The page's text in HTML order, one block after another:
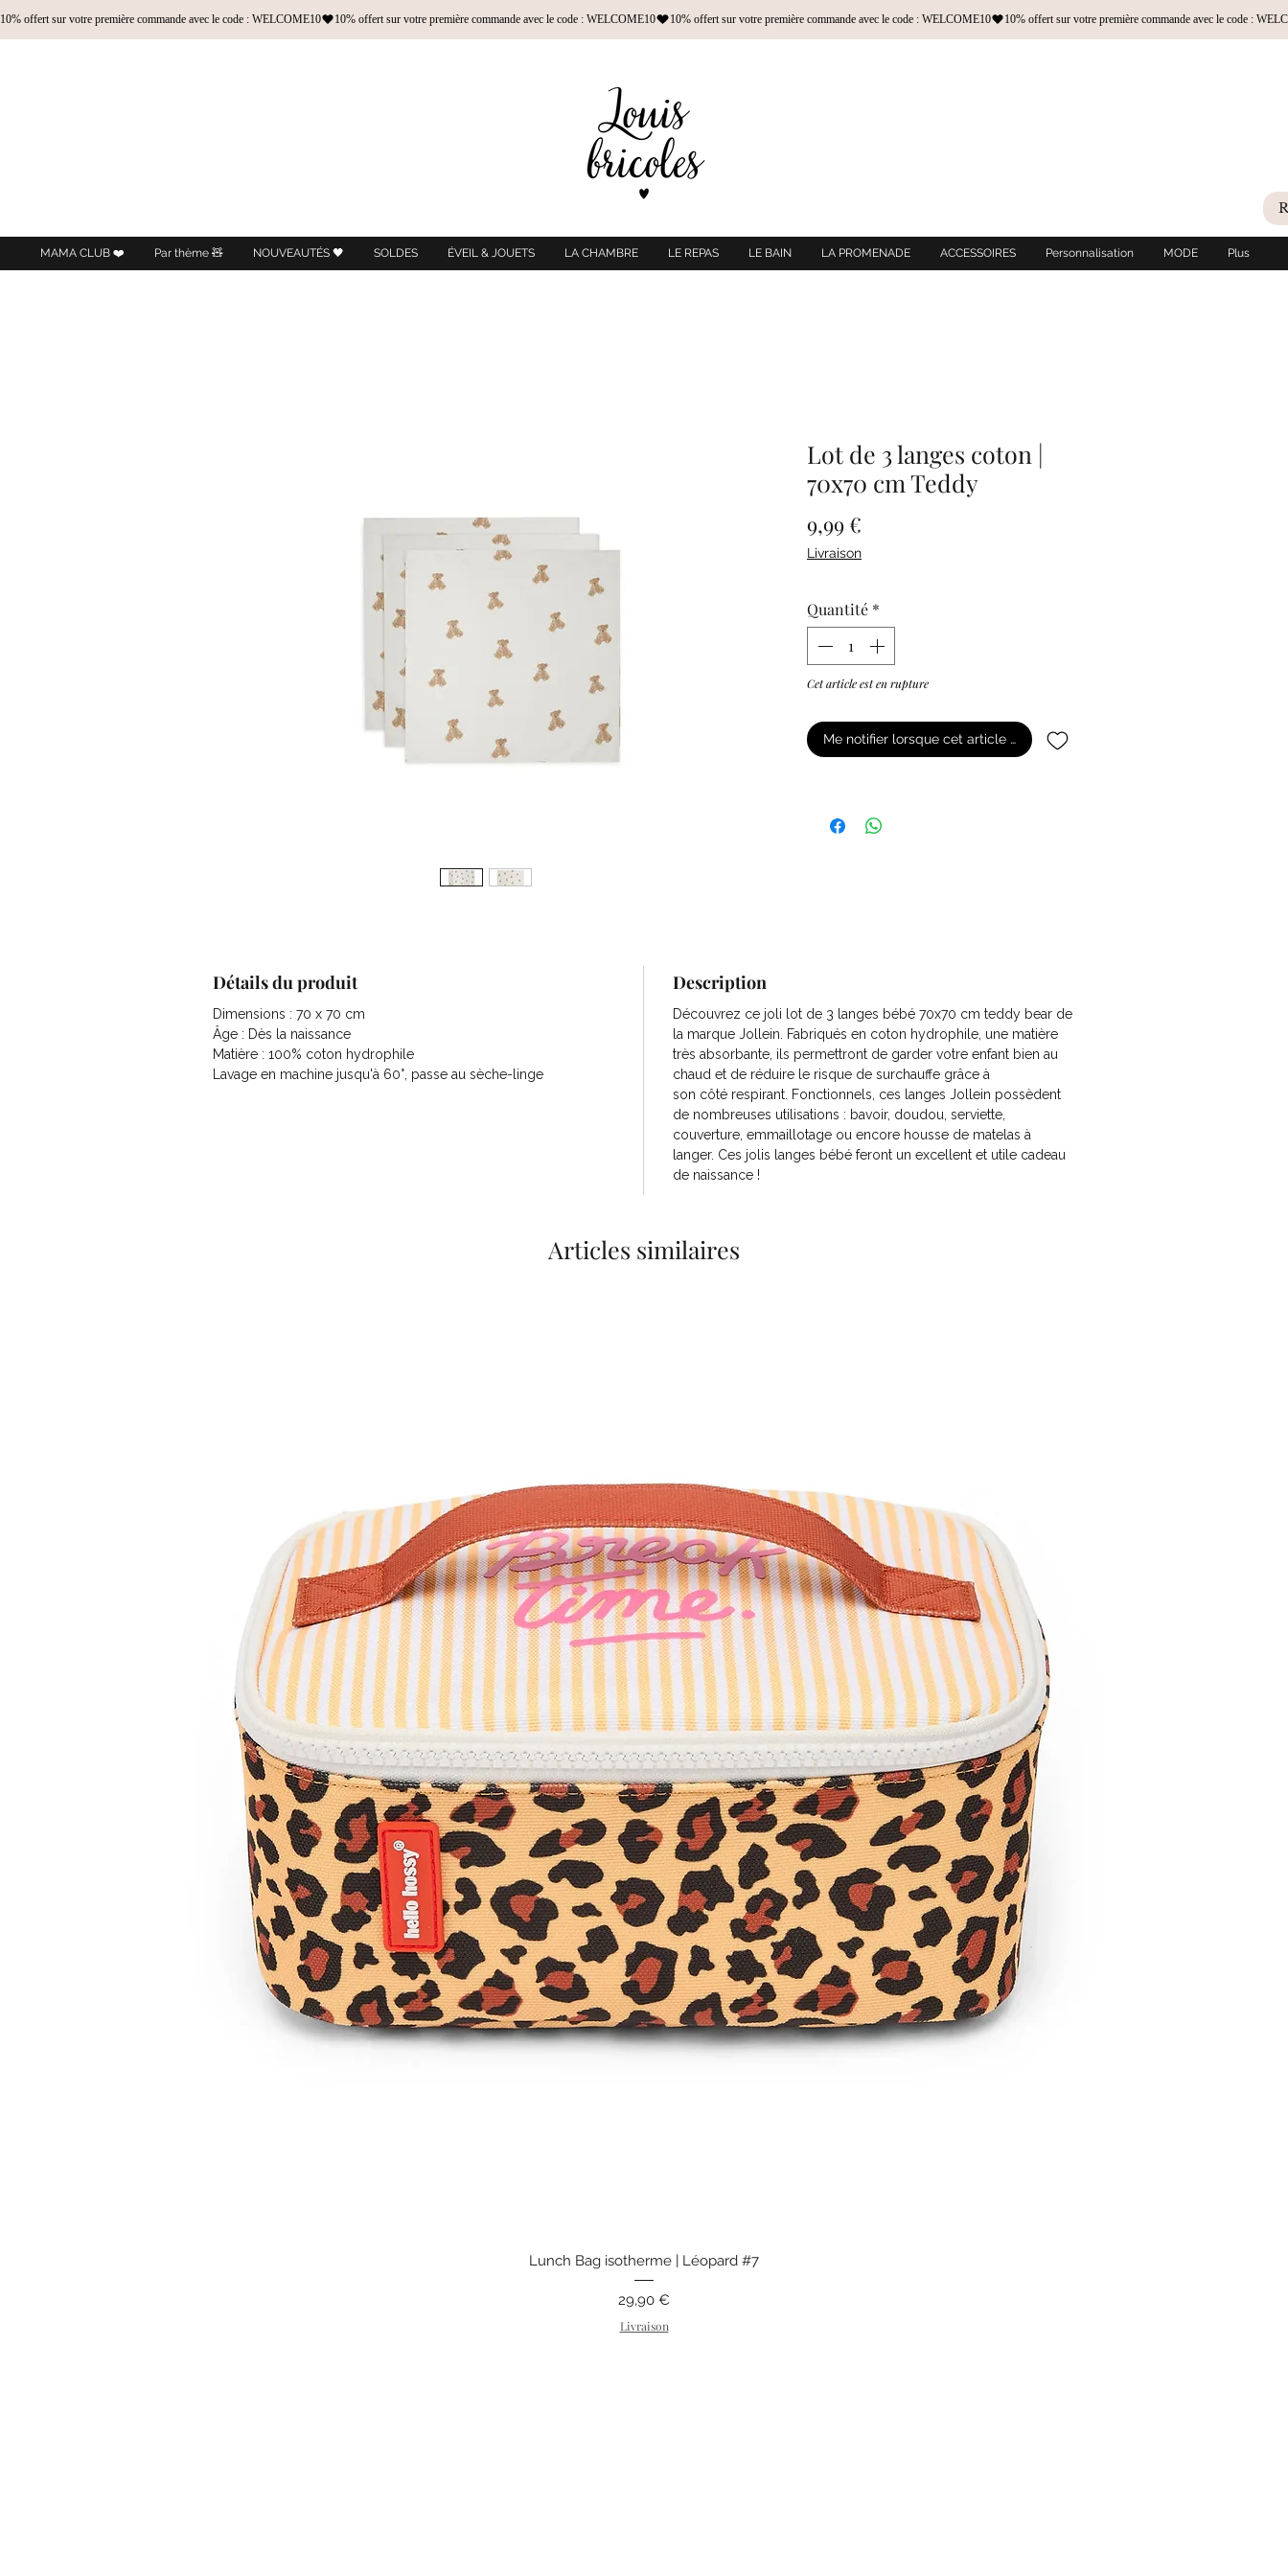
10% offert sur votre première commande avec le code : WELCOME10
MAMA CLUB ❤️ Par thème 🧸 NOUVEAUTÉS 🖤 SOLDES ÉVEIL & JOUETS LA CHAMBRE LE REPAS LE BAIN LA PROMENADE ACCESSOIRES Personnalisation MODE Plus
Lot de 3 langes coton |
70x70 cm Teddy
9,99 €
Livraison
Quantité *
Cet article est en rupture
Me notifier lorsque cet article est disponible
Détails du produit
Dimensions : 70 x 70 cm
Âge : Dès la naissance
Matière : 100% coton hydrophile
Lavage en machine jusqu'à 60°, passe au sèche-linge
Description
Découvrez ce joli lot de 3 langes bébé 70x70 cm teddy bear de
la marque Jollein. Fabriqués en coton hydrophile, une matière
très absorbante, ils permettront de garder votre enfant bien au
chaud et de réduire le risque de surchauffe grâce à
son côté respirant. Fonctionnels, ces langes Jollein possèdent
de nombreuses utilisations : bavoir, doudou, serviette,
couverture, emmaillotage ou encore housse de matelas à
langer. Ces jolis langes bébé feront un excellent et utile cadeau
de naissance !
Articles similaires
Aperçu rapide
Lunch Bag isotherme | Léopard #7
Prix
29,90 €
Livraison